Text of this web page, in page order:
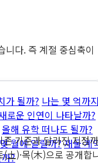
가 될까? 나는 몇 억까
로운 인연이 나타날까?
올해 유학 떠나도 될까?
월에 열릴까? 재물·계
?
니다. 즉 계절 중심축이
기준과 달라진 지점까
土)·목(木)으로 공개합